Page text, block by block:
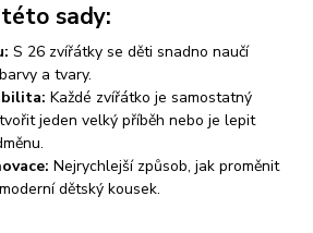
sady:
S 26 zvířátky se děti snadno naučí
a tvary.
Každé zvířátko je samostatný
jeden velký příběh nebo je lepit
Nejrychlejší způsob, jak proměnit
dětský kousek.